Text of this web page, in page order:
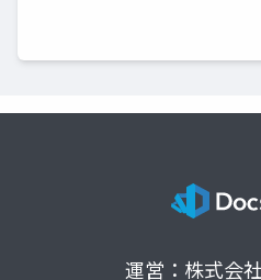
運営：株式会